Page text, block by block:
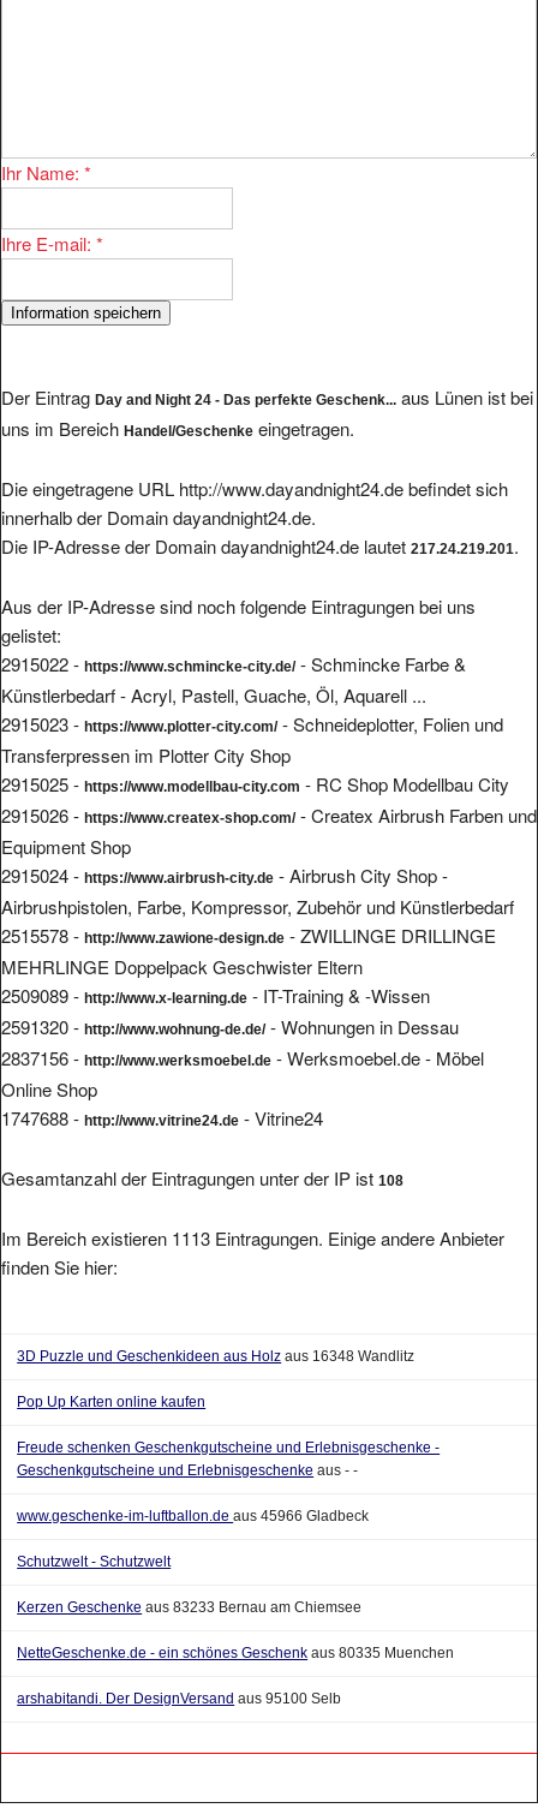
Ihr Name: *
Ihre E-mail: *
Der Eintrag Day and Night 24 - Das perfekte Geschenk... aus Lünen ist bei
uns im Bereich Handel/Geschenke eingetragen.
Die eingetragene URL http://www.dayandnight24.de befindet sich
innerhalb der Domain dayandnight24.de.
Die IP-Adresse der Domain dayandnight24.de lautet 217.24.219.201.
Aus der IP-Adresse sind noch folgende Eintragungen bei uns
gelistet:
2915022 - https://www.schmincke-city.de/- Schmincke Farbe &
Künstlerbedarf - Acryl, Pastell, Guache, Öl, Aquarell ...
2915023 - https://www.plotter-city.com/- Schneideplotter, Folien und
Transferpressen im Plotter City Shop
2915025 - https://www.modellbau-city.com - RC Shop Modellbau City
2915026 - https://www.createx-shop.com/- Createx Airbrush Farben und
Equipment Shop
2915024 - https://www.airbrush-city.de - Airbrush City Shop -
Airbrushpistolen, Farbe, Kompressor, Zubehör und Künstlerbedarf
2515578 - http://www.zawione-design.de - ZWILLINGE DRILLINGE
MEHRLINGE Doppelpack Geschwister Eltern
2509089 - http://www.x-learning.de - IT-Training & -Wissen
2591320 - http://www.wohnung-de.de/- Wohnungen in Dessau
2837156 - http://www.werksmoebel.de - Werksmoebel.de - Möbel
Online Shop
1747688 - http://www.vitrine24.de - Vitrine24
Gesamtanzahl der Eintragungen unter der IP ist 108
Im Bereich existieren 1113 Eintragungen. Einige andere Anbieter
finden Sie hier:
3D Puzzle und Geschenkideen aus Holz aus 16348 Wandlitz
Pop Up Karten online kaufen
Freude schenken Geschenkgutscheine und Erlebnisgeschenke -
Geschenkgutscheine und Erlebnisgeschenke aus - -
www.geschenke-im-luftballon.deaus 45966 Gladbeck
Schutzwelt - Schutzwelt
Kerzen Geschenke aus 83233 Bernau am Chiemsee
NetteGeschenke.de - ein schönes Geschenk aus 80335 Muenchen
arshabitandi. Der DesignVersand aus 95100 Selb